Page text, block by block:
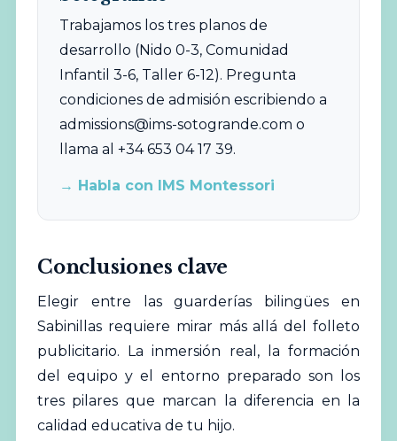
Trabajamos los tres planos de
desarrollo (Nido 0-3, Comunidad
Infantil 3-6, Taller 6-12). Pregunta
condiciones de admisión escribiendo a
admissions@ims-sotogrande.com o
llama al +34 653 04 17 39.
→ Habla con IMS Montessori
Conclusiones clave
Elegir entre lasguarderías bilingües en
Sabinillas requiere mirar más allá del folleto
publicitario. La inmersión real, la formación
del equipo y el entorno preparado son los
tres pilares que marcan la diferencia en la
calidad educativa de tu hijo.